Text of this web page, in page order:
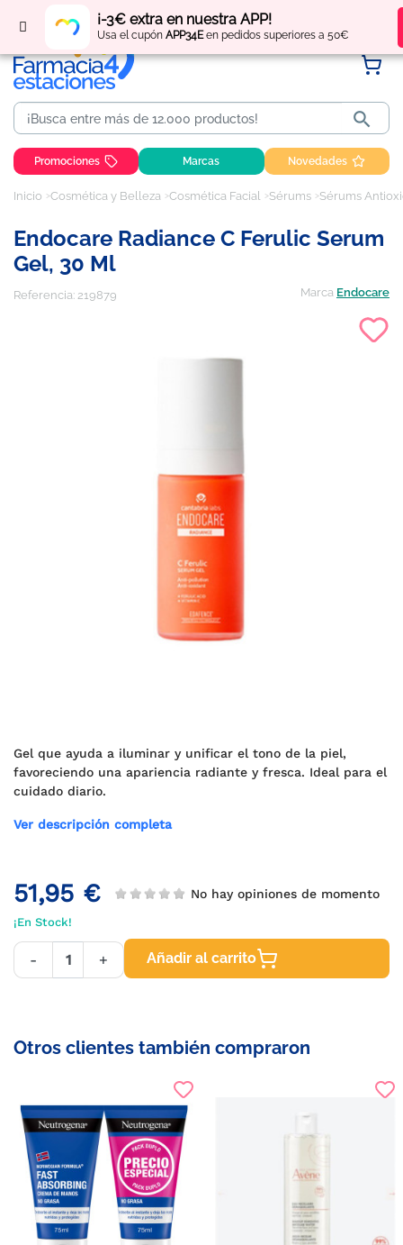
¡-3€ extra en nuestra APP!
Usa el cupón APP34Een pedidos superiores a 50€
Regístratey obtén puntos por tus compras

Promociones Marcas Novedades
Inicio Cosmética y Belleza Cosmética Facial Sérums Sérums
Endocare Radiance C Ferulic Serum
Gel, 30 Ml
Referencia: 219879 Marca Endocare
Gel que ayuda a iluminar y unificar el tono de la piel,
favoreciendo una apariencia radiante y fresca. Ideal para el
cuidado diario.
Ver descripción completa
51,95 € No hay opiniones de momento
¡En Stock!
- + Añadir al carrito
Otros clientes también compraron